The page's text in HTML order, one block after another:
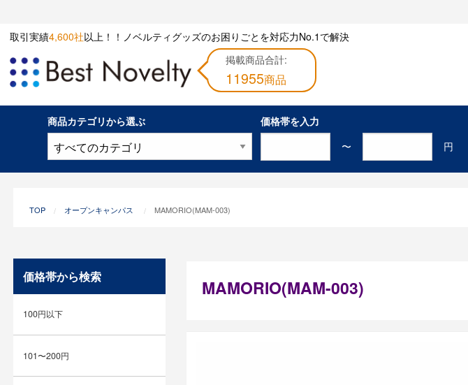
取引実績4,600社以上！！ノベルティグッズのお困りごとを対応力No.1で解決
掲載商品合計:
11955商品
商品カテゴリから選ぶ
価格帯を入力
〜
円
TOP オープンキャンパス MAMORIO(MAM-003)
MAMORIO(MAM-003)
価格帯から検索
100円以下
101〜200円